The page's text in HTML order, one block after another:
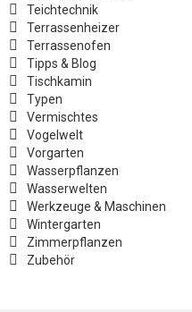
Teichtechnik
Terrassenheizer
Terrassenofen
Tipps & Blog
Tischkamin
Typen
Vermischtes
Vogelwelt
Vorgarten
Wasserpflanzen
Wasserwelten
Werkzeuge & Maschinen
Wintergarten
Zimmerpflanzen
Zubehör